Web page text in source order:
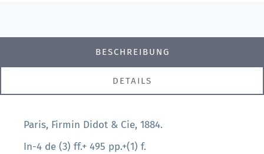
BESCHREIBUNG
DETAILS
Paris, Firmin Didot & Cie, 1884.
In-4 de (3) ff.+ 495 pp.+(1) f.